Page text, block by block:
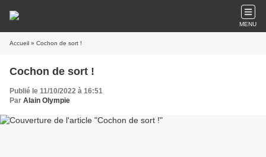
MENU
Accueil » Cochon de sort !
Cochon de sort !
Publié le 11/10/2022 à 16:51
Par Alain Olympie